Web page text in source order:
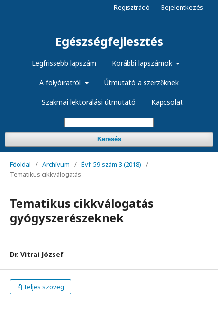
Egészségfejlesztés
Legfrissebb lapszám Korábbi lapszámok
A folyóiratról Útmutató a szerzőknek
Szakmai lektorálási útmutató Kapcsolat
Keresés
Regisztráció Bejelentkezés
Főoldal / Archívum / Évf. 59 szám 3 (2018)
/
Tematikus cikkválogatás
Tematikus cikkválogatás
gyógyszerészeknek
Dr. Vitrai József
teljes szöveg